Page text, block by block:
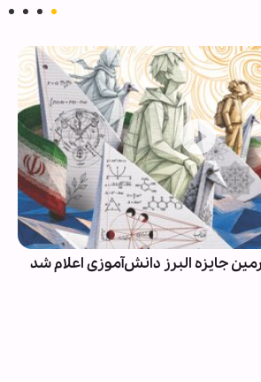
جایزه البرز دانش‌آموزی اعلام شد